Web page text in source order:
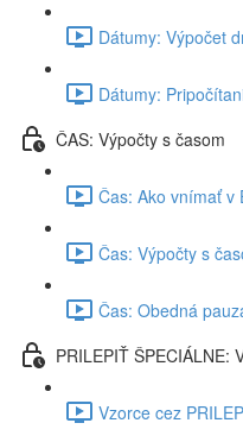
Dátumy: Výpočet
Dátumy:
ČAS: Výpočty s časom
Čas: Ako vnímať v
Čas: Výpočty s
Čas: Obedná
PRILEPIŤ ŠPECIÁLNE:
Vzorce cez